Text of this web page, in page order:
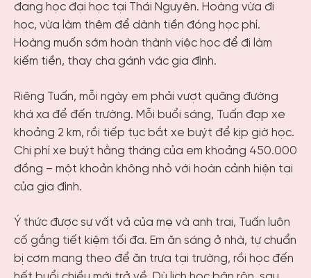
đang học đại học tại Thái Nguyên. Hoàng vừa đi
học, vừa làm thêm để dành tiền đóng học phí.
Hoàng muốn sớm hoàn thành việc học để đi làm
kiếm tiền, thay cha gánh vác gia đình.
Riêng Tuấn, mỗi ngày em phải vượt quãng đường
khá xa để đến trường. Mỗi buổi sáng, Tuấn đạp xe
khoảng 2 km, rồi tiếp tục bắt xe buýt để kịp giờ học.
Chi phí xe buýt hằng tháng của em khoảng 450.000
đồng – một khoản không nhỏ với hoàn cảnh hiện tại
của gia đình.
Ý thức được sự vất vả của mẹ và anh trai, Tuấn luôn
cố gắng tiết kiệm tối đa. Em ăn sáng ở nhà, tự chuẩn
bị cơm mang theo để ăn trưa tại trường, rồi học đến